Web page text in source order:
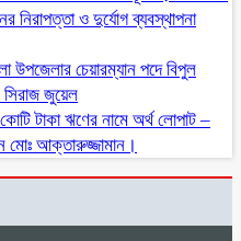
নিরাপত্তা ও দুর্যোগ ব্যবস্থাপনা
উপজেলার চেয়ারম্যান পদে বিপুল
জুয়েল
টাকা ঋণের নামে অর্থ লোপাট –
আক্তারুজ্জামান।